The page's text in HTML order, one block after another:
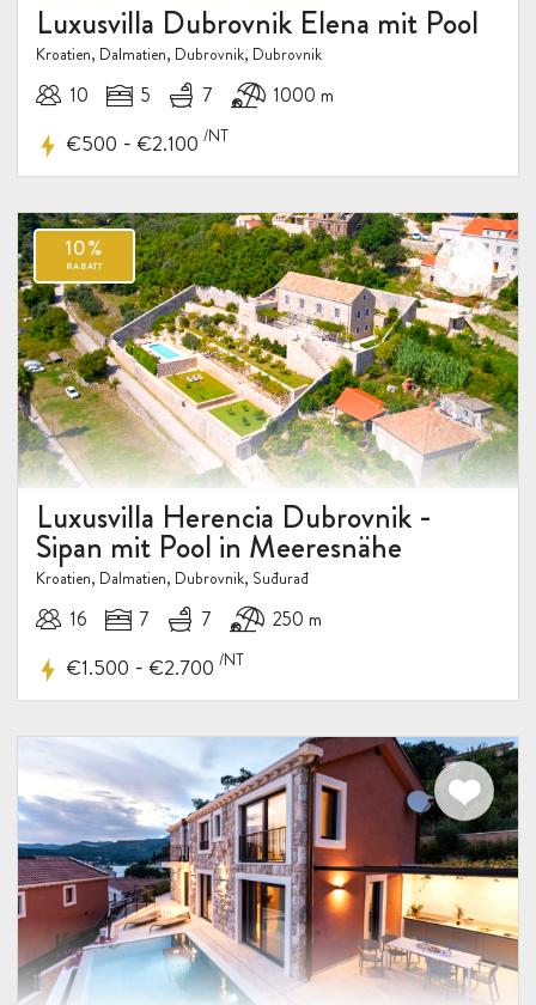
Luxusvilla Dubrovnik Elena mit Pool
Kroatien, Dalmatien, Dubrovnik, Dubrovnik
10 5 7 1000 m
€500 - €2.100 /NT
Luxusvilla Herencia Dubrovnik -
Sipan mit Pool in Meeresnähe
Kroatien, Dalmatien, Dubrovnik, Suđurađ
16 7 7 250 m
€1.500 - €2.700 /NT